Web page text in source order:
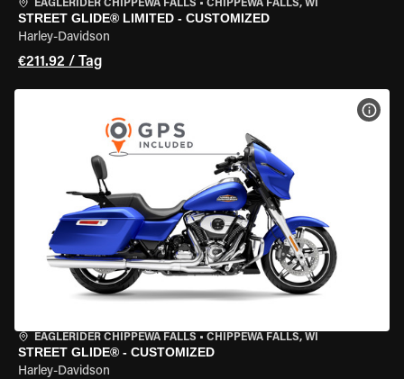
EAGLERIDER CHIPPEWA FALLS • CHIPPEWA FALLS, WI
STREET GLIDE® LIMITED - CUSTOMIZED
Harley-Davidson
€211.92 / Tag
EAGLERIDER CHIPPEWA FALLS • CHIPPEWA FALLS, WI
STREET GLIDE® - CUSTOMIZED
Harley-Davidson